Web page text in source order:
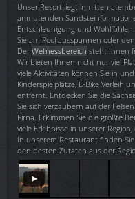
Unser Resort liegt inmitten
anmutenden
Entschleunigung und
Sie am Pool ausspannen oder
Der Wellnessbereich steht Ihnen
Wir bieten Ihnen nicht nur viel
viele Aktivitäten können Sie in
Kinderspielplätze, E-Bike Verleih
entfernt. Entdecken Sie die
Sie sich verzaubern auf der
Pirna. Erklimmen Sie die größte
viele Erlebnisse in unserer
In unserem Restaurant finden
den besten Zutaten aus der